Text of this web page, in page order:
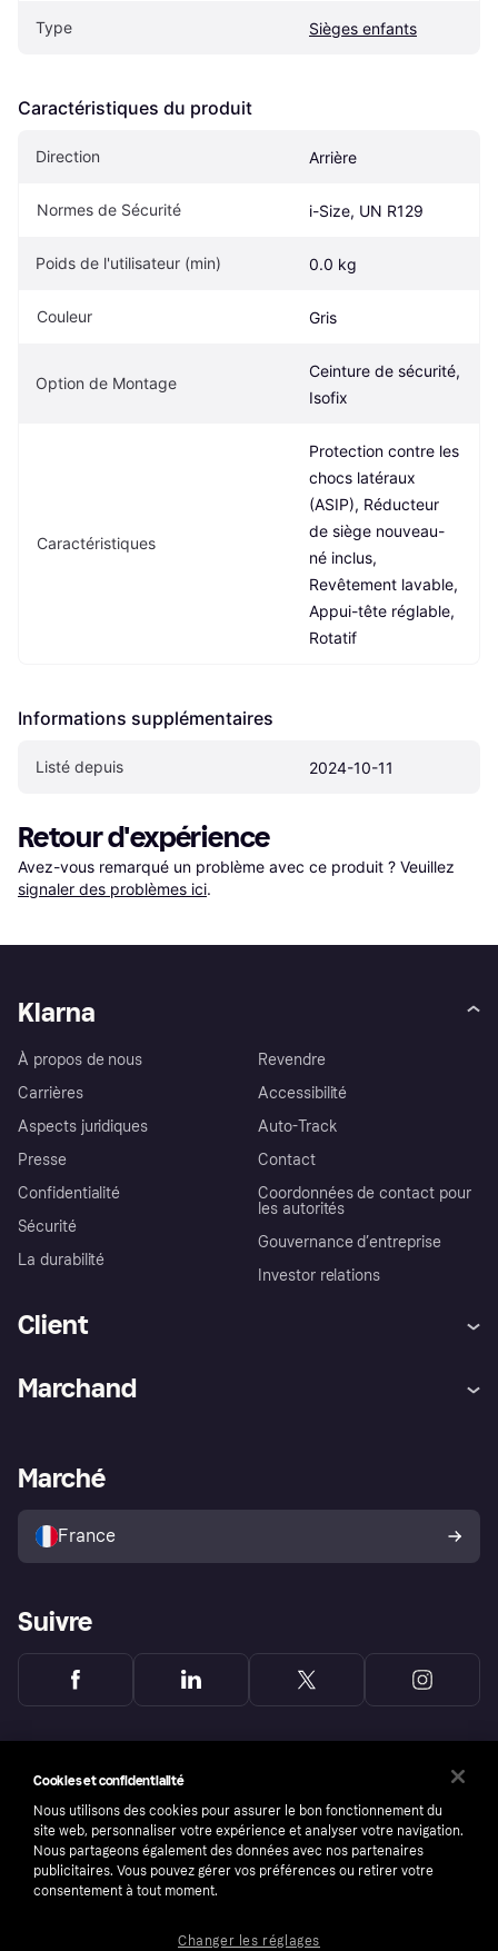
Type Sièges enfants
Caractéristiques du produit
Direction Arrière
Normes de Sécurité i-Size, UN R129
Poids de l'utilisateur (min) 0.0 kg
Couleur Gris
Option de Montage
Ceinture de sécurité,
Isofix
Caractéristiques
Protection contre les
chocs latéraux
(ASIP), Réducteur
de siège nouveau-
né inclus,
Revêtement lavable,
Appui-tête réglable,
Rotatif
Informations supplémentaires
Listé depuis 2024-10-11
Retour d'expérience
Avez-vous remarqué un problème avec ce produit ? Veuillez
signaler des problèmes ici.
Klarna
À propos de nous
Carrières
Aspects juridiques
Presse
Confidentialité
Sécurité
La durabilité
Revendre
Accessibilité
Auto-Track
Contact
Coordonnées de contact pour
les autorités
Gouvernance d’entreprise
Investor relations
Client
Explorez les magasins
Politique de protection de
l’acheteur Klarna
Marchand
Portail Marchand
Marché
France
Suivre
Cookies et confidentialité
Nous utilisons des cookies pour assurer le bon fonctionnement du
site web, personnaliser votre expérience et analyser votre navigation.
Nous partageons également des données avec nos partenaires
publicitaires. Vous pouvez gérer vos préférences ou retirer votre
consentement à tout moment.
Changer les réglages